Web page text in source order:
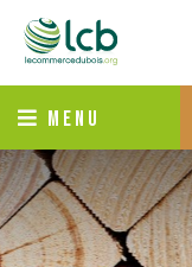
MENU